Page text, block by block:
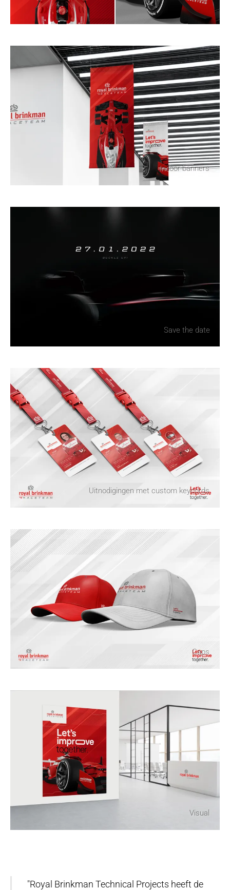
Indoor banners
Save the date
Uitnodigingen met custom keycords
Caps
Visual
"Royal Brinkman Technical Projects heeft de
Bel direct0174 200 001, stuur een e-mail
onderstaand formulier of stuur gewoon een
appje.
Bedrijfsnaam
Contactpersoon
E-mailadres
Ik ga akkoord met de
Panorama Studios
VERSTUUR